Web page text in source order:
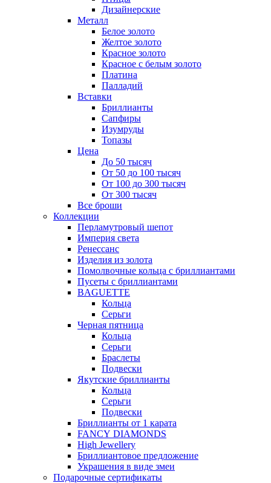
Дизайнерские
Металл
Белое золото
Желтое золото
Красное золото
Красное с белым золото
Платина
Палладий
Вставки
Бриллианты
Сапфиры
Изумруды
Топазы
Цена
До 50 тысяч
От 50 до 100 тысяч
От 100 до 300 тысяч
От 300 тысяч
Все броши
Коллекции
Перламутровый шепот
Империя света
Ренессанс
Изделия из золота
Помолвочные кольца с бриллиантами
Пусеты с бриллиантами
BAGUETTE
Кольца
Серьги
Черная пятница
Кольца
Серьги
Браслеты
Подвески
Якутские бриллианты
Кольца
Серьги
Подвески
Бриллианты от 1 карата
FANCY DIAMONDS
High Jewellery
Бриллиантовое предложение
Украшения в виде змеи
Подарочные сертификаты